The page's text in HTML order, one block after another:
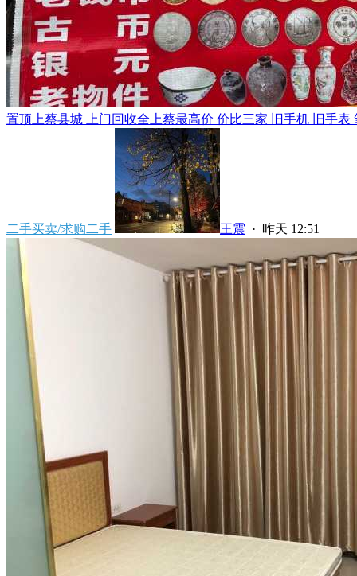
置顶 上蔡县城 上门回收全上蔡最高价 价比三家 旧手机 旧手表
二手买卖/求购二手 王震 · 昨天 12:51